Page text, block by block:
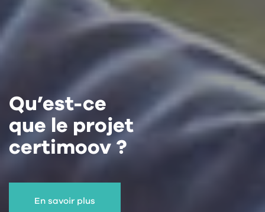
Qu’est-ce
que le projet
certimoov ?
En savoir plus